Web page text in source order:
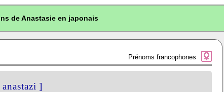
de Anastasie en japonais
Prénoms francophones
anastazi ]